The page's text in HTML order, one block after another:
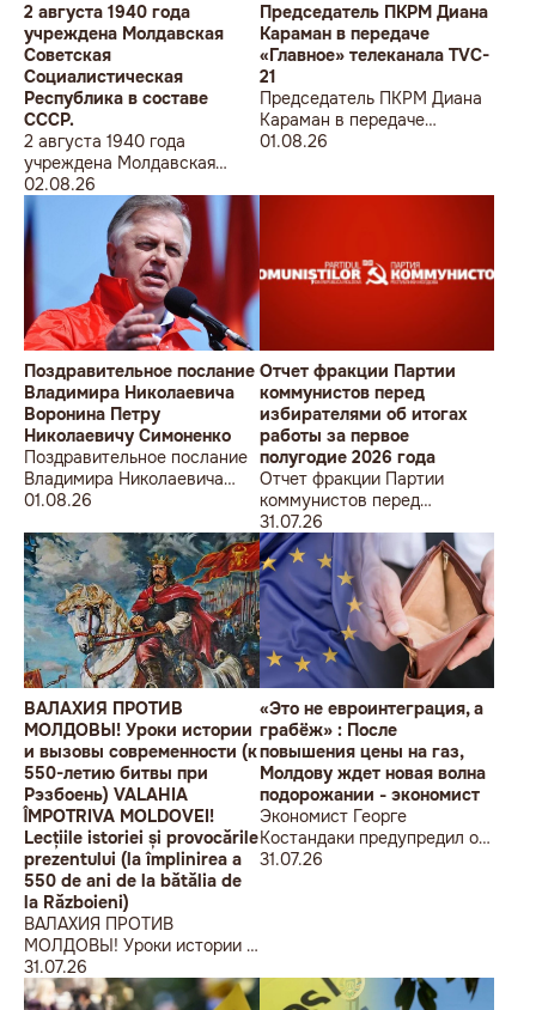
2 августа 1940 года
учреждена Молдавская
Советская
Социалистическая
Республика в составе
СССР.
2 августа 1940 года
учреждена Молдавская
Советская
Социалистическая
Республика в составе
СССР.
02.08.26
Председатель ПКРМ Диана
Караман в передаче
«Главное» телеканала TVC-
21
Председатель ПКРМ Диана
Караман в передаче
«Главное» телеканала TVC-
01.08.26
Поздравительное послание
Владимира Николаевича
Воронина Петру
Николаевичу Симоненко
Поздравительное послание
Владимира Николаевича
Воронина Петру
01.08.26
Отчет фракции Партии
коммунистов перед
избирателями об итогах
работы за первое
полугодие 2026 года
Отчет фракции Партии
коммунистов перед
избирателями об итогах
работы за первое полугодие
2026 года
31.07.26
ВАЛАХИЯ ПРОТИВ
МОЛДОВЫ! Уроки истории
и вызовы современности (к
550-летию битвы при
Рэзбоень) VALAHIA
ÎMPOTRIVA MOLDOVEI!
Lecțiile istoriei și provocările
prezentului (la împlinirea a
550 de ani de la bătălia de
la Războieni)
ВАЛАХИЯ ПРОТИВ
МОЛДОВЫ! Уроки истории и
вызовы современности (к
550-летию битвы при
31.07.26
«Это не евроинтеграция, а
грабёж» : После
повышения цены на газ,
Молдову ждет новая волна
подорожании - экономист
Экономист Георге
Костандаки предупредил о
новой волне роста цен
31.07.26